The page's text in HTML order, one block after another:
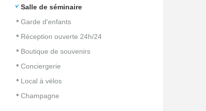
Salle de séminaire
Garde d'enfants
Réception ouverte 24h/24
Boutique de souvenirs
Conciergerie
Local à vélos
Champagne